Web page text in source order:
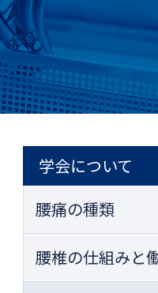
学会について
腰痛の種類
腰椎の仕組みと